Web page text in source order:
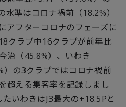
準はコロナ禍前（18.2%）
アフターコロナのフェーズに
クラブ中16クラブが前年比
治（45.8%）、いわき
）の3クラブではコロナ禍前
超える集客率を記録しまし
いわきはJ3最大の+18.5Pと